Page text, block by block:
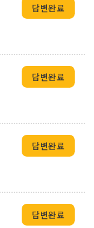
답변완료
답변완료
답변완료
답변완료